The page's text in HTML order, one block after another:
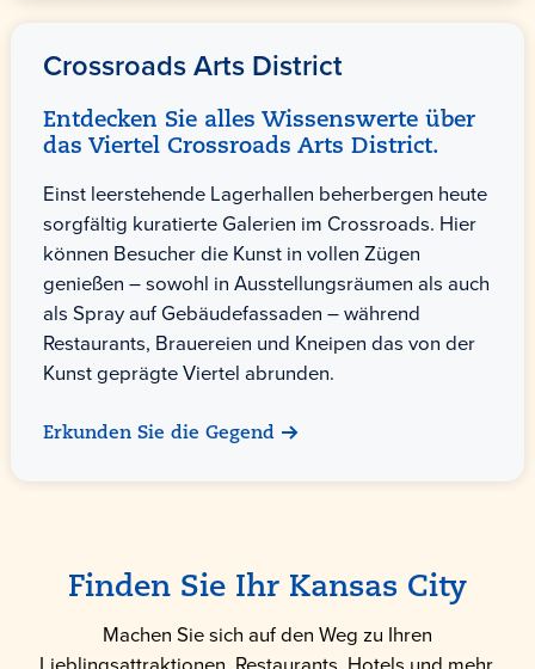
Crossroads Arts District
Entdecken Sie alles Wissenswerte über
das Viertel Crossroads Arts District.
Einst leerstehende Lagerhallen beherbergen heute
sorgfältig kuratierte Galerien im Crossroads. Hier
können Besucher die Kunst in vollen Zügen
genießen – sowohl in Ausstellungsräumen als auch
als Spray auf Gebäudefassaden – während
Restaurants, Brauereien und Kneipen das von der
Kunst geprägte Viertel abrunden.
Erkunden Sie die Gegend
Finden Sie Ihr Kansas City
Machen Sie sich auf den Weg zu Ihren